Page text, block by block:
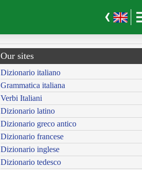
Our sites
Dizionario italiano
Grammatica italiana
Verbi Italiani
Dizionario latino
Dizionario greco antico
Dizionario francese
Dizionario inglese
Dizionario tedesco